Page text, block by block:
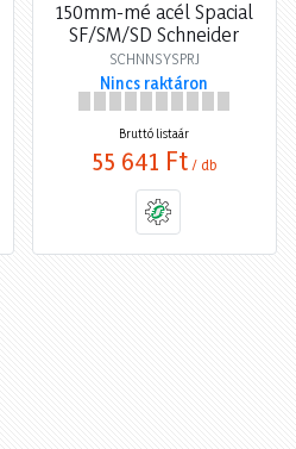
150mm-mé acél Spacial
SF/SM/SD Schneider
SCHNNSYSPRJ
Nincs raktáron
Bruttó listaár
55 641 Ft / db